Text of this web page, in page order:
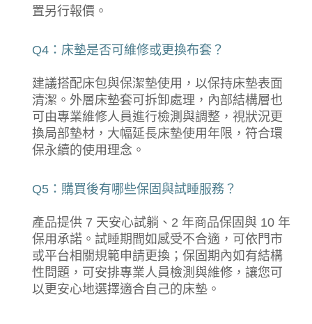
置另行報價。
Q4：床墊是否可維修或更換布套？
建議搭配床包與保潔墊使用，以保持床墊表面
清潔。外層床墊套可拆卸處理，內部結構層也
可由專業維修人員進行檢測與調整，視狀況更
換局部墊材，大幅延長床墊使用年限，符合環
保永續的使用理念。
Q5：購買後有哪些保固與試睡服務？
產品提供 7 天安心試躺、2 年商品保固與 10 年
保用承諾。試睡期間如感受不合適，可依門市
或平台相關規範申請更換；保固期內如有結構
性問題，可安排專業人員檢測與維修，讓您可
以更安心地選擇適合自己的床墊。